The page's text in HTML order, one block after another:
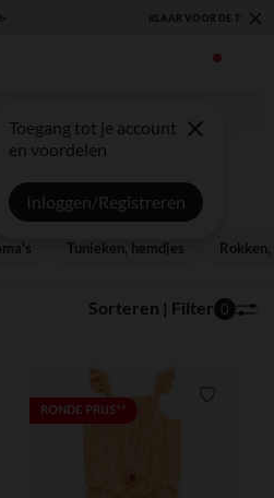
SCHOOL: ONTDEK ONZE ESSENTIALS ✏️🎒 ×
Toegang tot je account
en voordelen
Inloggen/Registreren
Tunieken, hemdjes
Sorteren | Filter 0
RONDE PRIJS**